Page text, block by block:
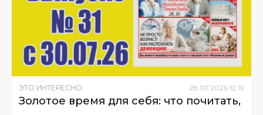
ЭТО ИНТЕРЕСНО 28 07 2026 12:19
Золотое время для себя: что почитать,